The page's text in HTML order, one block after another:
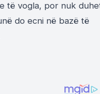
të vogla, por nuk
do ecni në bazë të